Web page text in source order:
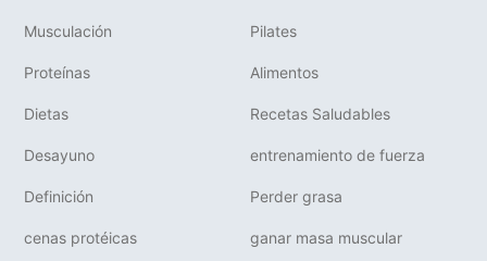
Musculación Pilates
Proteínas Alimentos
Dietas Recetas Saludables
Desayuno entrenamiento de fuerza
Definición Perder grasa
cenas protéicas ganar masa muscular